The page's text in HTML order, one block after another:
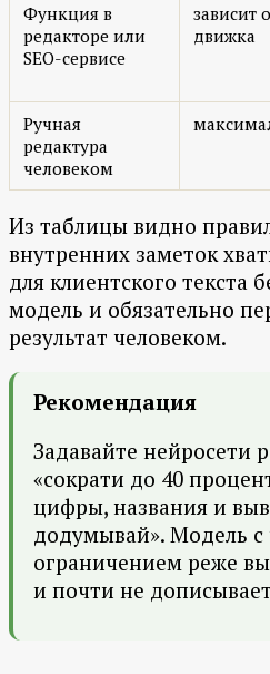
Функция в
редакторе или
SEO-сервисе
зависит
движка
Ручная
редактура
человеком
Из таблицы видно
внутренних заметок
для клиентского текста
модель и обязательно
результат человеком.
Рекомендация
Задавайте нейросети
«сократи до 40
цифры, названия и
додумывай». Модель с
ограничением реже
и почти не